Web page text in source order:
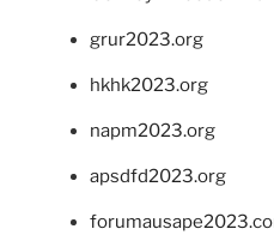
grur2023.org
hkhk2023.org
napm2023.org
apsdfd2023.org